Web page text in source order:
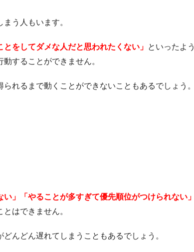
う人もいます。
をしてダメな人だと思われたくない」 といったよう
することができません。
れるまで動くことができないこともあるでしょう。
」「やることが多すぎて優先順位がつけられない」
はできません。
んどん遅れてしまうこともあるでしょう。